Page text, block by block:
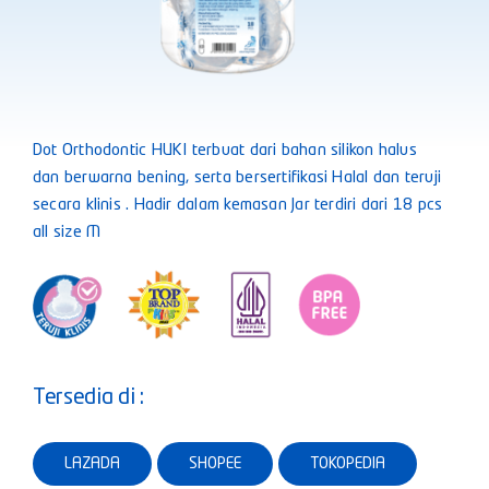
Dot Orthodontic HUKI terbuat dari bahan silikon halus
dan berwarna bening, serta bersertifikasi Halal dan teruji
secara klinis . Hadir dalam kemasan Jar terdiri dari 18 pcs
all size M
Tersedia di :
LAZADA SHOPEE TOKOPEDIA